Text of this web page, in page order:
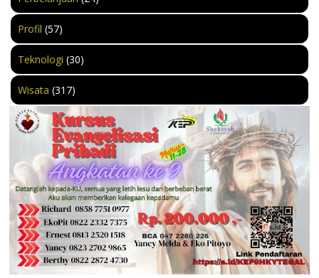
Profil (57)
Teknologi (30)
Wisata (317)